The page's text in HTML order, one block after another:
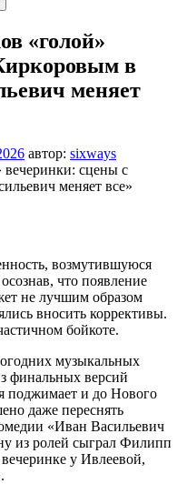
«голой»
в
меняет
автор: sixways
возмутившуюся
что появление
не лучшим образом
вносить коррективы.
бойкоте.
музыкальных
финальных версий
поджимает и до Нового
даже переснять
«Иван Васильевич
из ролей сыграл Филипп
у Ивлеевой,